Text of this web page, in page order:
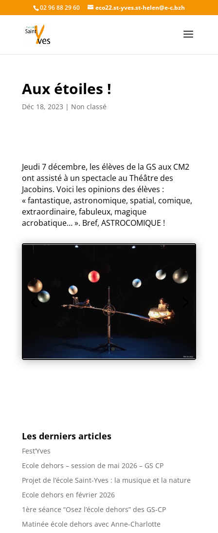
02 96 88 29 60 eco22.st-yves.st-helen@e-c.bzh
Aux étoiles !
Déc 18, 2023 | Non classé
Jeudi 7 décembre, les élèves de la GS aux CM2
ont assisté à un spectacle au Théâtre des
Jacobins. Voici les opinions des élèves :
« fantastique, astronomique, spatial, comique,
extraordinaire, fabuleux, magique
acrobatique… ». Bref, ASTROCOMIQUE !
Les derniers articles
Fest’Yves
Ecole dehors – session de mai 2026 – GS CP
Projet de l’école Saint-Yves : la musique et la nature
Ecole dehors en février 2026
1ère séance “Osez l’école dehors” des GS-CP
Matinée école dehors avec Anne-Charlotte